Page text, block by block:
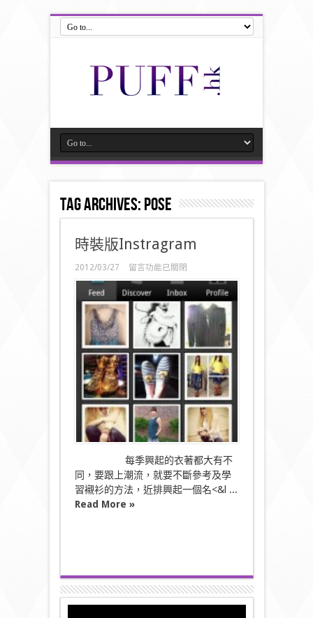
Tag Archives:Pose
時裝版Instragram
2012/03/27
在
〈時
裝
版
Instragram〉
留言功能已關閉
每季興起的衣著都大有不
同，要跟上潮流，就要不斷參考及學
習襯衫的方法，近排興起一個名<&l ...
Read More »